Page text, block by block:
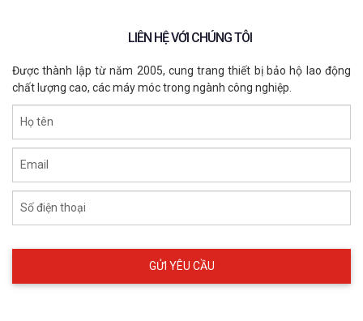
Cách vệ sinh và bảo quản kính chống
bụi
LIÊN HỆ VỚI CHÚNG TÔI
Được thành lập từ năm 2005, cung trang thiết bị bảo hộ lao động
chất lượng cao, các máy móc trong ngành công nghiệp.
Họ tên
Email
Số điện thoại